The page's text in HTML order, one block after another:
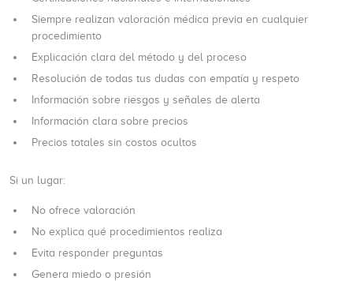
Siempre realizan valoración médica previa en cualquier
procedimiento
Explicación clara del método y del proceso
Resolución de todas tus dudas con empatía y respeto
Información sobre riesgos y señales de alerta
Información clara sobre precios
Precios totales sin costos ocultos
Si un lugar:
No ofrece valoración
No explica qué procedimientos realiza
Evita responder preguntas
Genera miedo o presión